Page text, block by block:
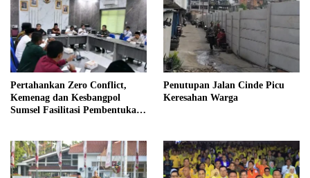
Pertahankan Zero Conflict,
Kemenag dan Kesbangpol
Sumsel Fasilitasi Pembentukan
Penutupan Jalan Cinde Picu
Keresahan Warga